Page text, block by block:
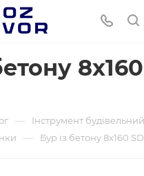
— Інструмент будівельний
— Бур із бетону 8х160